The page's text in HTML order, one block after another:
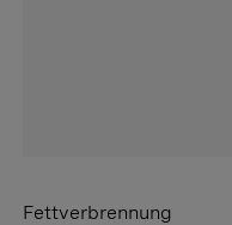
Fettverbrennung